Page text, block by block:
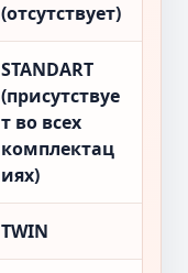
(отсутствует)
STANDART
(присутствуе
т во всех
комплектац
иях)
TWIN